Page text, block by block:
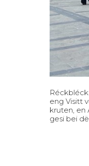
eng Visitt
kruten, en
gesi bei